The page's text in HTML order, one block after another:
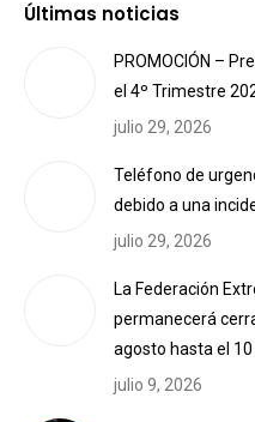
Últimas noticias
PROMOCIÓN –
el 4º Trimestre
julio 29, 2026
Teléfono de
debido a una
julio 29, 2026
La Federación
permanecerá
agosto hasta el
julio 9, 2026